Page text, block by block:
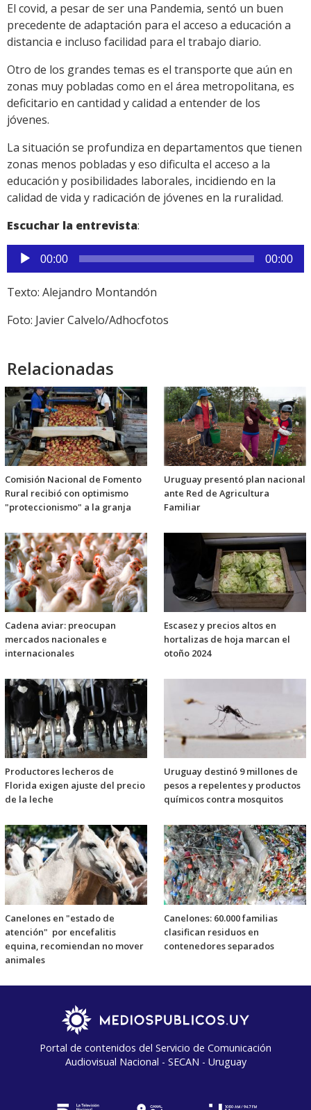
El covid, a pesar de ser una Pandemia, sentó un buen
precedente de adaptación para el acceso a educación a
distancia e incluso facilidad para el trabajo diario.
Otro de los grandes temas es el transporte que aún en
zonas muy pobladas como en el área metropolitana, es
deficitario en cantidad y calidad a entender de los
jóvenes.
La situación se profundiza en departamentos que tienen
zonas menos pobladas y eso dificulta el acceso a la
educación y posibilidades laborales, incidiendo en la
calidad de vida y radicación de jóvenes en la ruralidad.
Escuchar la entrevista:
Reproductor
de
audio
00:00 00:00
Texto: Alejandro Montandón
Foto: Javier Calvelo/Adhocfotos
Relacionadas
Comisión Nacional de Fomento
Rural recibió con optimismo
"proteccionismo" a la granja
Uruguay presentó plan nacional
ante Red de Agricultura
Familiar
Cadena aviar: preocupan
mercados nacionales e
internacionales
Escasez y precios altos en
hortalizas de hoja marcan el
otoño 2024
Productores lecheros de
Florida exigen ajuste del precio
de la leche
Uruguay destinó 9 millones de
pesos a repelentes y productos
químicos contra mosquitos
Canelones en "estado de
atención" por encefalitis
equina, recomiendan no mover
animales
Canelones: 60.000 familias
clasifican residuos en
contenedores separados
Portal de contenidos del Servicio de Comunicación
Audiovisual Nacional - SECAN - Uruguay